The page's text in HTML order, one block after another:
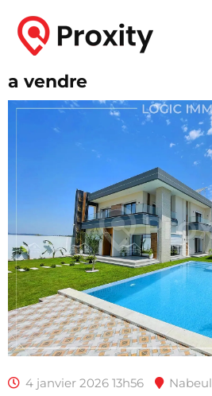
a vendre
4 janvier 2026 13h56 Nabeul